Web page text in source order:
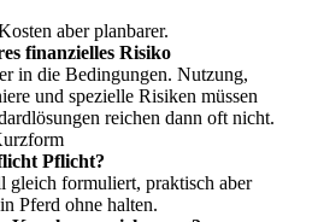
aber planbarer.
finanzielles Risiko
in die Bedingungen. Nutzung,
und spezielle Risiken müssen
reichen dann oft nicht.
Pflicht?
gleich formuliert, praktisch aber
Pferd ohne halten.